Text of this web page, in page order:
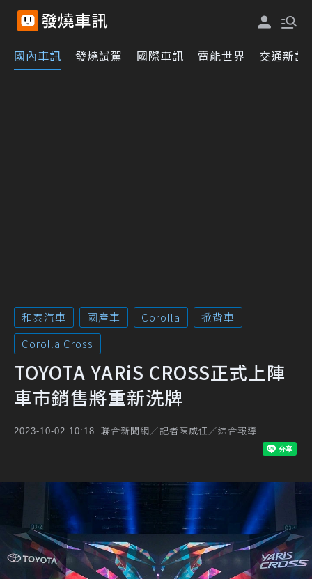
國內車訊 發燒試駕 國際車訊 電能世界 交通新訊
和泰汽車 國產車 Corolla
掀背車
Corolla Cross
TOYOTA YARiS CROSS正式上陣
車市銷售將重新洗牌
2023-10-02 10:18 聯合新聞網／記者陳威任／綜合報導